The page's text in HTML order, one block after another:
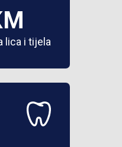
lica i tijela